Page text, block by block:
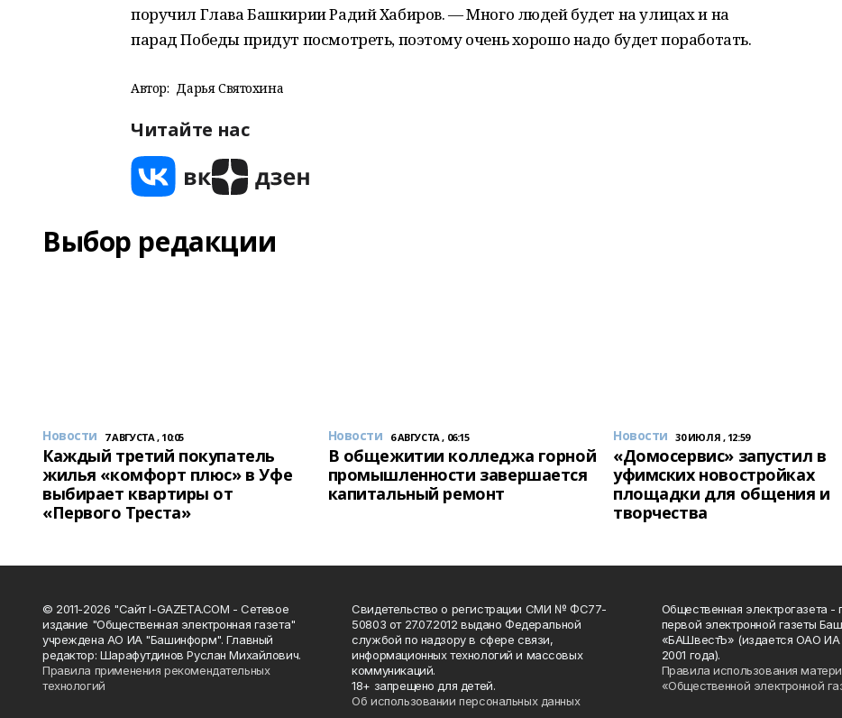
поручил Глава Башкирии Радий Хабиров. — Много людей будет на улицах и на
парад Победы придут посмотреть, поэтому очень хорошо надо будет поработать.
Автор: Дарья Святохина
Читайте нас
Выбор редакции
Новости 7 АВГУСТА , 10:05
Каждый третий покупатель
жилья «комфорт плюс» в Уфе
выбирает квартиры от
«Первого Треста»
Новости 6 АВГУСТА , 06:15
В общежитии колледжа горной
промышленности завершается
капитальный ремонт
Новости 30 ИЮЛЯ , 12:59
«Домосервис» запустил в
уфимских новостройках
площадки для общения и
творчества
© 2011-2026 "Сайт I-GAZETA.COM - Сетевое
издание "Общественная электронная газета"
учреждена АО ИА "Башинформ". Главный
редактор: Шарафутдинов Руслан Михайлович.
Правила применения рекомендательных
технологий
Свидетельство о регистрации СМИ № ФС77-
50803 от 27.07.2012 выдано Федеральной
службой по надзору в сфере связи,
информационных технологий и массовых
коммуникаций.
18+ запрещено для детей.
Об использовании персональных данных
Общественная электрогазета -
первой электронной газеты
«БАШвестЪ» (издается ОАО
2001 года).
Правила использования
«Общественной электронной